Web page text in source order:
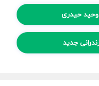
وحید حیدری
جدید